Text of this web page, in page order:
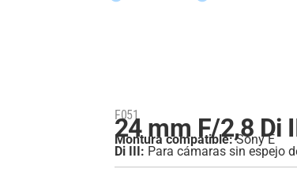
F051
24 mm F/2,8 Di
Montura compatible:Sony E
Di III: Para cámaras sin espejo